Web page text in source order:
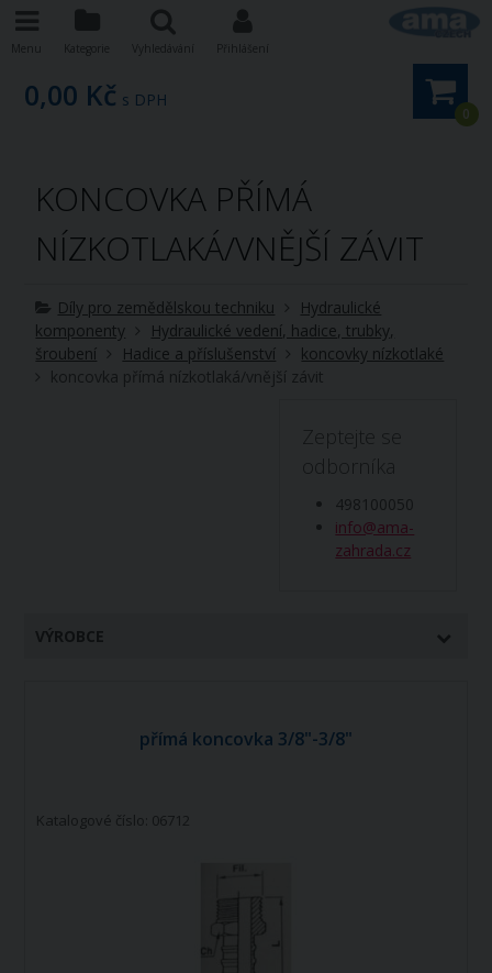
0
0,00 Kč s DPH
KONCOVKA PŘÍMÁ
NÍZKOTLAKÁ/VNĚJŠÍ ZÁVIT
Díly pro zemědělskou techniku
Hydraulické
komponenty
Hydraulické vedení, hadice, trubky,
šroubení
Hadice a příslušenství
koncovky nízkotlaké
koncovka přímá nízkotlaká/vnější závit
Zeptejte se
odborníka
498100050
info@ama-
zahrada.cz
VÝROBCE
přímá koncovka 3/8"-3/8"
Katalogové číslo: 06712
Menu Kategorie Vyhledávání Přihlášení